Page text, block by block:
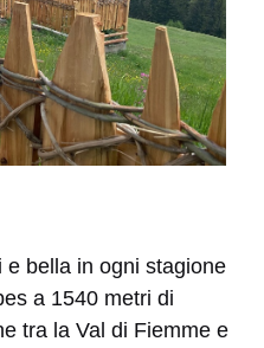
bella in ogni stagione
a 1540 metri di
tra la Val di Fiemme e